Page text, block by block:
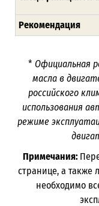
Рекомендация
* Официальная
масла в
российского
использования
режиме
Примечания:
странице, а также
необходимо